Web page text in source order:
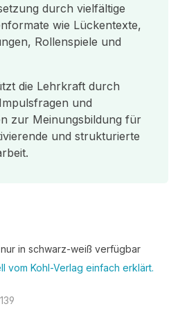
durch vielfältige
wie Lückentexte,
Rollenspiele und
die Lehrkraft durch
und
zur Meinungsbildung für
und strukturierte
in schwarz-weiß verfügbar
vom Kohl-Verlag einfach erklärt.